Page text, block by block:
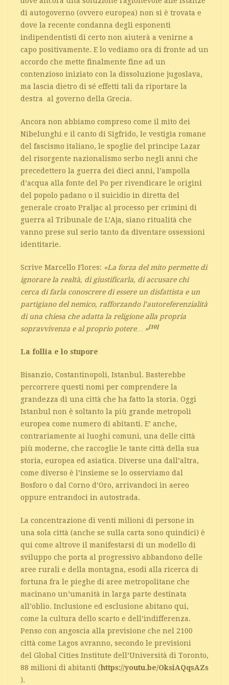
di autogoverno (ovvero europea) non si è trovata e
dove la recente condanna degli esponenti
indipendentisti di certo non aiuterà a venirne a
capo positivamente. E lo vediamo ora di fronte ad un
accordo che mette finalmente fine ad un
contenzioso iniziato con la dissoluzione jugoslava,
ma lascia dietro di sé effetti tali da riportare la
destra al governo della Grecia.
Ancora non abbiamo compreso come il mito dei
Nibelunghi e il canto di Sigfrido, le vestigia romane
del fascismo italiano, le spoglie del principe Lazar
del risorgente nazionalismo serbo negli anni che
precedettero la guerra dei dieci anni, l’ampolla
d’acqua alla fonte del Po per rivendicare le origini
del popolo padano o il suicidio in diretta del
generale croato Praljac al processo per crimini di
guerra al Tribunale de L’Aja, siano ritualità che
vanno prese sul serio tanto da diventare ossessioni
identitarie.
Scrive Marcello Flores: «La forza del mito permette di
ignorare la realtà, di giustificarla, di accusare chi
cerca di farla conoscrere di essere un disfattista e un
partigiano del nemico, rafforzando l’autoreferenzialità
di una chiesa che adatta la religione alla propria
sopravvivenza e al proprio potere… »[10]
La follia e lo stupore
Bisanzio, Costantinopoli, Istanbul. Basterebbe
percorrere questi nomi per comprendere la
grandezza di una città che ha fatto la storia. Oggi
Istanbul non è soltanto la più grande metropoli
europea come numero di abitanti. E’ anche,
contrariamente ai luoghi comuni, una delle città
più moderne, che raccoglie le tante città della sua
storia, europea ed asiatica. Diverse una dall’altra,
come diverso è l’insieme se lo osserviamo dal
Bosforo o dal Corno d’Oro, arrivandoci in aereo
oppure entrandoci in autostrada.
La concentrazione di venti milioni di persone in
una sola città (anche se sulla carta sono quindici) è
qui come altrove il manifestarsi di un modello di
sviluppo che porta al progressivo abbandono delle
aree rurali e della montagna, esodi alla ricerca di
fortuna fra le pieghe di aree metropolitane che
macinano un’umanità in larga parte destinata
all’oblio. Inclusione ed esclusione abitano qui,
come la cultura dello scarto e dell’indifferenza.
Penso con angoscia alla previsione che nel 2100
città come Lagos avranno, secondo le previsioni
del Global Cities Institute dell’Università di Toronto,
88 milioni di abitanti (https://youtu.be/OksiAQqsAZs
).